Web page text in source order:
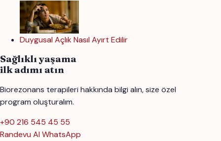
Duygusal Açlık Nasıl Ayırt Edilir
Sağlıklı yaşama
ilk adımı atın
Biorezonans terapileri hakkında bilgi alın, size özel
program oluşturalım.
+90 216 545 45 55
Randevu Al WhatsApp